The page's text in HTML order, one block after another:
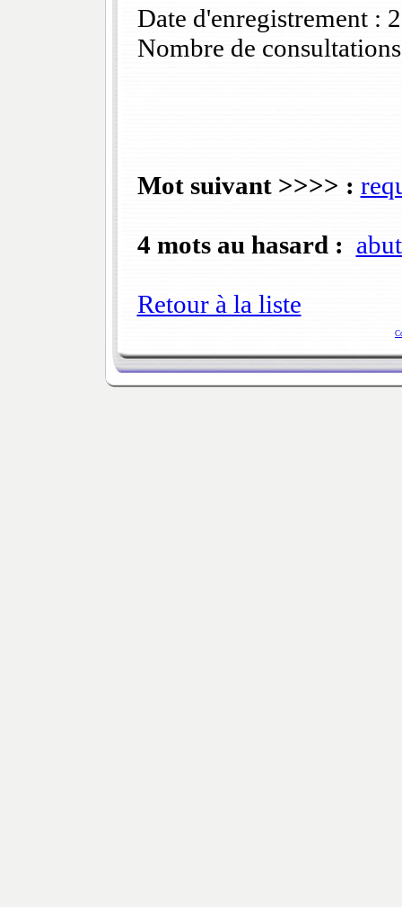
Date d'enregistrement :
Nombre de
Mot suivant >>>> :
4 mots au hasard :
Retour à la liste